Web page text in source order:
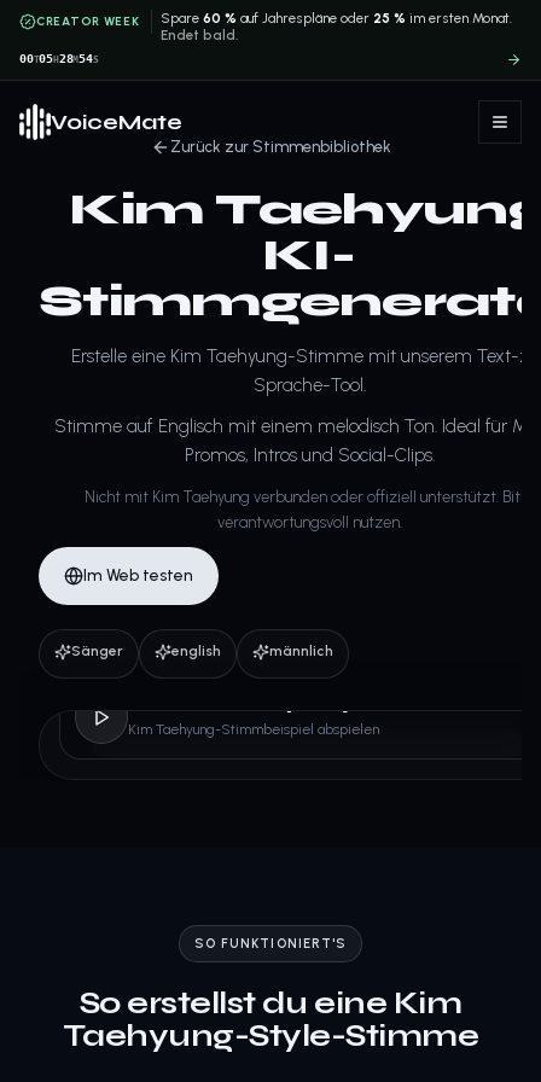
CREATOR WEEK Spare60 % auf Jahrespläne oder 25 % im ersten Monat.
Endet bald.
00T05H 28M54S
VoiceMate
Zurück zur Stimmenbibliothek
Kim
KI-
Erstelle eine Kim Taehyung-Stimme mit unserem Text-
Sprache-Tool.
Stimme auf Englisch mit einem melodisch Ton. Ideal für
Promos, Intros und Social-Clips.
Nicht mit Kim Taehyung verbunden oder offiziell unterstützt. Bitte
verantwortungsvoll nutzen.
Im Web testen
Sänger english männlich
Kim Taehyung-Stimmbeispiel abspielen
SO FUNKTIONIERT'S
So erstellst du eine Kim
Taehyung-Style-Stimme